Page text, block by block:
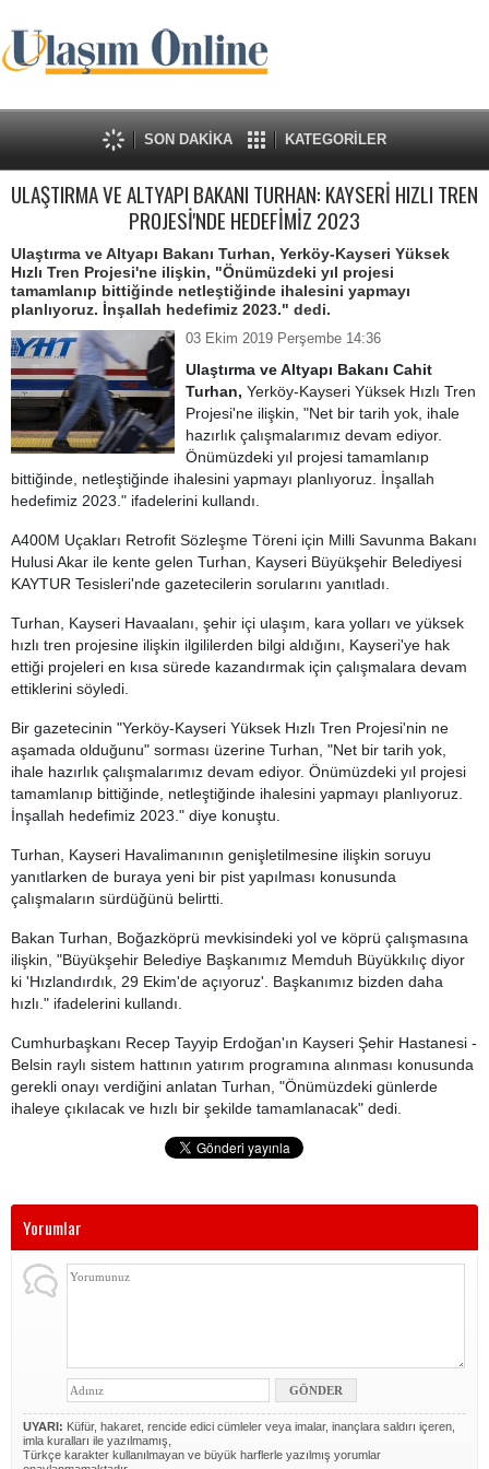
SON DAKİKA KATEGORİLER
ULAŞTIRMA VE ALTYAPI BAKANI TURHAN: KAYSERİ HIZLI TREN
PROJESİ'NDE HEDEFİMİZ 2023
Ulaştırma ve Altyapı Bakanı Turhan, Yerköy-Kayseri Yüksek
Hızlı Tren Projesi'ne ilişkin, "Önümüzdeki yıl projesi
tamamlanıp bittiğinde netleştiğinde ihalesini yapmayı
planlıyoruz. İnşallah hedefimiz 2023." dedi.
03 Ekim 2019 Perşembe 14:36
Ulaştırma ve Altyapı Bakanı Cahit
Turhan, Yerköy-Kayseri Yüksek Hızlı Tren
Projesi'ne ilişkin, "Net bir tarih yok, ihale
hazırlık çalışmalarımız devam ediyor.
Önümüzdeki yıl projesi tamamlanıp
bittiğinde, netleştiğinde ihalesini yapmayı planlıyoruz. İnşallah
hedefimiz 2023." ifadelerini kullandı.
A400M Uçakları Retrofit Sözleşme Töreni için Milli Savunma Bakanı
Hulusi Akar ile kente gelen Turhan, Kayseri Büyükşehir Belediyesi
KAYTUR Tesisleri'nde gazetecilerin sorularını yanıtladı.
Turhan, Kayseri Havaalanı, şehir içi ulaşım, kara yolları ve yüksek
hızlı tren projesine ilişkin ilgililerden bilgi aldığını, Kayseri'ye hak
ettiği projeleri en kısa sürede kazandırmak için çalışmalara devam
ettiklerini söyledi.
Bir gazetecinin "Yerköy-Kayseri Yüksek Hızlı Tren Projesi'nin ne
aşamada olduğunu" sorması üzerine Turhan, "Net bir tarih yok,
ihale hazırlık çalışmalarımız devam ediyor. Önümüzdeki yıl projesi
tamamlanıp bittiğinde, netleştiğinde ihalesini yapmayı planlıyoruz.
İnşallah hedefimiz 2023." diye konuştu.
Turhan, Kayseri Havalimanının genişletilmesine ilişkin soruyu
yanıtlarken de buraya yeni bir pist yapılması konusunda
çalışmaların sürdüğünü belirtti.
Bakan Turhan, Boğazköprü mevkisindeki yol ve köprü çalışmasına
ilişkin, "Büyükşehir Belediye Başkanımız Memduh Büyükkılıç diyor
ki 'Hızlandırdık, 29 Ekim'de açıyoruz'. Başkanımız bizden daha
hızlı." ifadelerini kullandı.
Cumhurbaşkanı Recep Tayyip Erdoğan'ın Kayseri Şehir Hastanesi -
Belsin raylı sistem hattının yatırım programına alınması konusunda
gerekli onayı verdiğini anlatan Turhan, "Önümüzdeki günlerde
ihaleye çıkılacak ve hızlı bir şekilde tamamlanacak" dedi.
Yorumlar
UYARI: Küfür, hakaret, rencide edici cümleler veya imalar, inançlara saldırı içeren,
imla kuralları ile yazılmamış,
Türkçe karakter kullanılmayan ve büyük harflerle yazılmış yorumlar